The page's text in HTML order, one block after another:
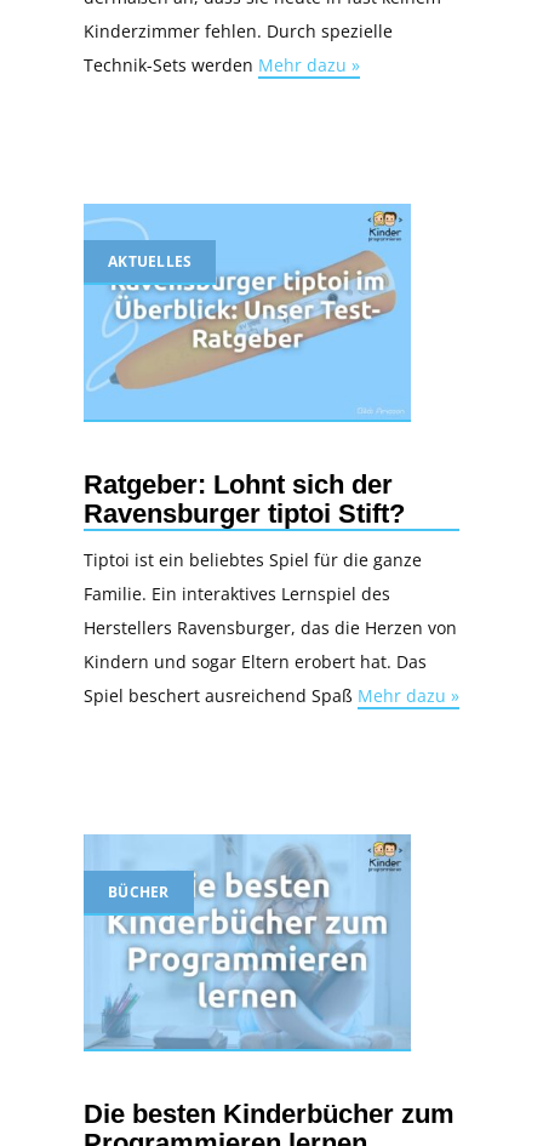
Kinderzimmer fehlen. Durch spezielle
Technik-Sets werden Mehr dazu »
AKTUELLES
Ratgeber: Lohnt sich der
Ravensburger tiptoi Stift?
Tiptoi ist ein beliebtes Spiel für die ganze
Familie. Ein interaktives Lernspiel des
Herstellers Ravensburger, das die Herzen von
Kindern und sogar Eltern erobert hat. Das
Spiel beschert ausreichend Spaß Mehr dazu »
BÜCHER
Die besten Kinderbücher zum